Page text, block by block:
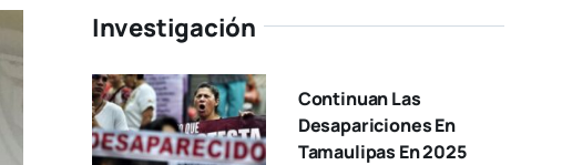
Investigación
Continuan Las
Desapariciones En
Tamaulipas En 2025